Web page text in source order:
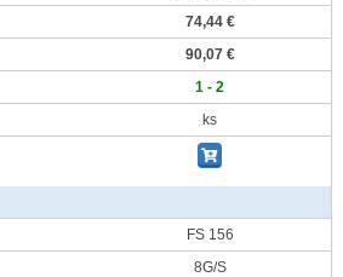
74,44 €
90,07 €
1 - 2
ks
FS 156
8G/S